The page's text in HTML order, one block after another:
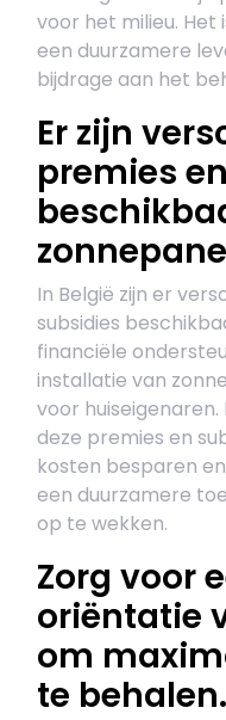
voor het milieu. Het
een duurzamere
bijdrage aan het
Er zijn
premies
In België zijn er
subsidies
financiële
installatie van
voor
deze premies en
kosten besparen
een duurzamere
op te wekken.
Zorg voor
oriëntatie
om
te behalen.